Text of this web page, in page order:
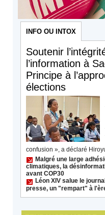
INFO OU INTOX
Soutenir
l’information à
Principe à
élections
confusion », a déclaré
Malgré une large
climatiques, la
avant COP30
Léon XIV salue le
presse, un "rempart" à